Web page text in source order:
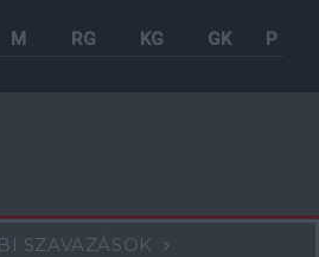
M RG KG GK P
SZAVAZÁSOK